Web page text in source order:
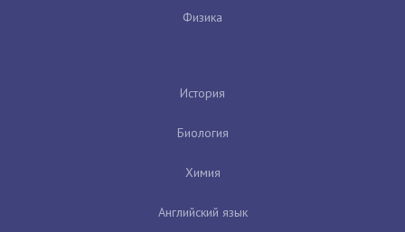
Физика
История
Биология
Химия
Английский язык